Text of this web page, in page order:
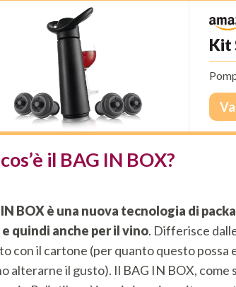
Kit
il BAG IN BOX?
IN BOX è una nuova tecnologia di
quindi anche per il vino. Differisce
con il cartone (per quanto questo
alterarne il gusto). Il BAG IN BOX, come